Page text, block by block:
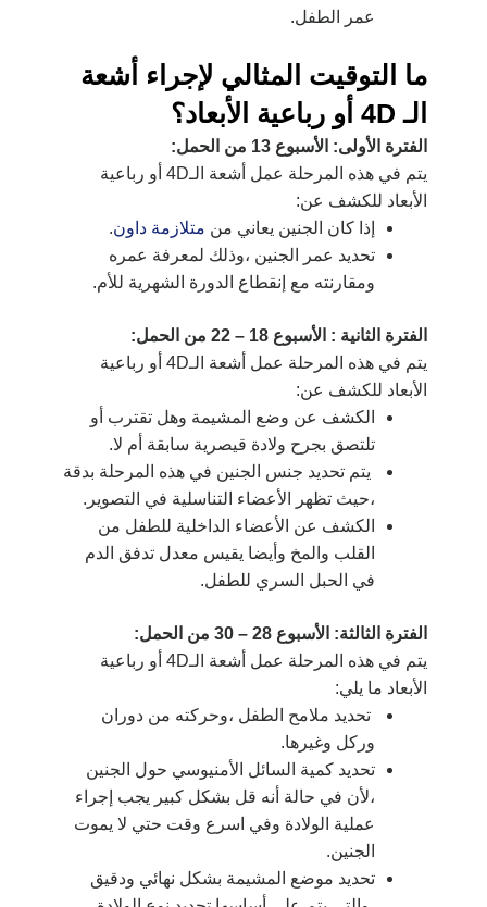
عمر الطفل.
ما التوقيت المثالي لإجراء أشعة
الـ4D أو رباعية الأبعاد؟
الفترة الأولى: الأسبوع 13 من الحمل:
يتم في هذه المرحلة عمل أشعة الـ4D أو رباعية
الأبعاد للكشف عن:
إذا كان الجنين يعاني من متلازمة داون.
تحديد عمر الجنين ،وذلك لمعرفة عمره
ومقارنته مع إنقطاع الدورة الشهرية للأم.
الفترة الثانية : الأسبوع 18 – 22 من الحمل:
يتم في هذه المرحلة عمل أشعة الـ4D أو رباعية
الأبعاد للكشف عن:
الكشف عن وضع المشيمة وهل تقترب أو
تلتصق بجرح ولادة قيصرية سابقة أم لا.
يتم تحديد جنس الجنين في هذه المرحلة بدقة
،حيث تظهر الأعضاء التناسلية في التصوير.
الكشف عن الأعضاء الداخلية للطفل من
القلب والمخ وأيضا يقيس معدل تدفق الدم
في الحبل السري للطفل.
الفترة الثالثة: الأسبوع 28 – 30 من الحمل:
يتم في هذه المرحلة عمل أشعة الـ4D أو رباعية
الأبعاد ما يلي:
تحديد ملامح الطفل ،وحركته من دوران
وركل وغيرها.
تحديد كمية السائل الأمنيوسي حول الجنين
،لأن في حالة أنه قل بشكل كبير يجب إجراء
عملية الولادة وفي اسرع وقت حتي لا يموت
الجنين.
تحديد موضع المشيمة بشكل نهائي ودقيق